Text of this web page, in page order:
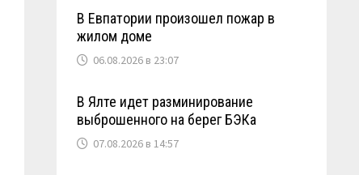
В Евпатории произошел пожар в
жилом доме
06.08.2026 в 23:07
В Ялте идет разминирование
выброшенного на берег БЭКа
07.08.2026 в 14:57